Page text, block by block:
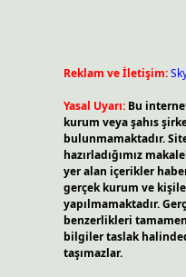
Reklam ve İletişim:
Yasal Uyarı: Bu
kurum veya şahıs
bulunmamaktadır.
hazırladığımız
yer alan içerikler
gerçek kurum ve
yapılmamaktadır.
benzerlikleri
bilgiler taslak
taşımazlar.